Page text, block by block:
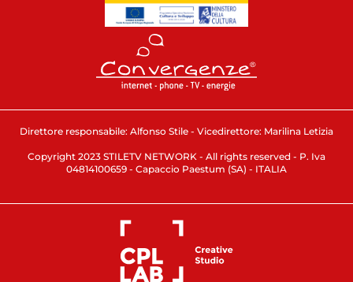
Direttore responsabile: Alfonso Stile - Vicedirettore: Marilina Letizia
Copyright 2023 STILETV NETWORK - All rights reserved - P. Iva
04814100659 - Capaccio Paestum (SA) - ITALIA